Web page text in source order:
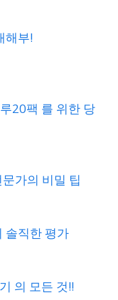
해부!
20팩 를 위한 당
가의 비밀 팁
솔직한 평가
의 모든 것!!